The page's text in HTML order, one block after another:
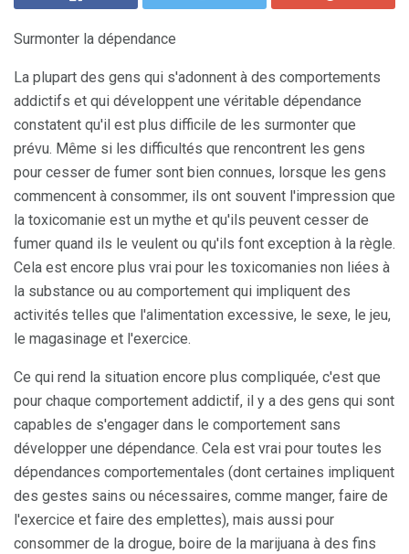
Surmonter la dépendance
La plupart des gens qui s'adonnent à des comportements
addictifs et qui développent une véritable dépendance
constatent qu'il est plus difficile de les surmonter que
prévu. Même si les difficultés que rencontrent les gens
pour cesser de fumer sont bien connues, lorsque les gens
commencent à consommer, ils ont souvent l'impression que
la toxicomanie est un mythe et qu'ils peuvent cesser de
fumer quand ils le veulent ou qu'ils font exception à la règle.
Cela est encore plus vrai pour les toxicomanies non liées à
la substance ou au comportement qui impliquent des
activités telles que l'alimentation excessive, le sexe, le jeu,
le magasinage et l'exercice.
Ce qui rend la situation encore plus compliquée, c'est que
pour chaque comportement addictif, il y a des gens qui sont
capables de s'engager dans le comportement sans
développer une dépendance. Cela est vrai pour toutes les
dépendances comportementales (dont certaines impliquent
des gestes sains ou nécessaires, comme manger, faire de
l'exercice et faire des emplettes), mais aussi pour
consommer de la drogue, boire de la marijuana à des fins